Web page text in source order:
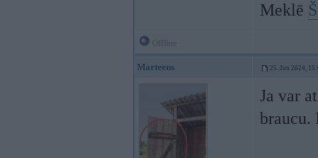
Meklē
Marteens 25. Jun 2024,
Ja var
braucu.